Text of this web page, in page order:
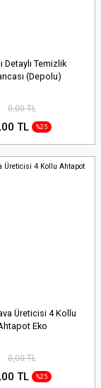
Detaylı Temizlik
(Depolu)
0,00 TL
TL %25
Üreticisi 4 Kollu
Eko
0,00 TL
TL %25